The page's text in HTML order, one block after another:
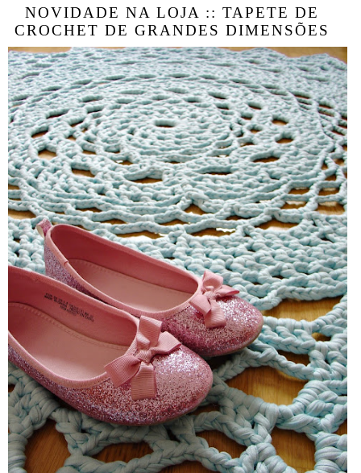
NOVIDADE NA LOJA :: TAPETE DE
CROCHET DE GRANDES DIMENSÕES